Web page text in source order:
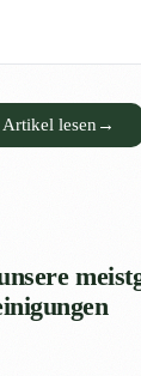
lesen →